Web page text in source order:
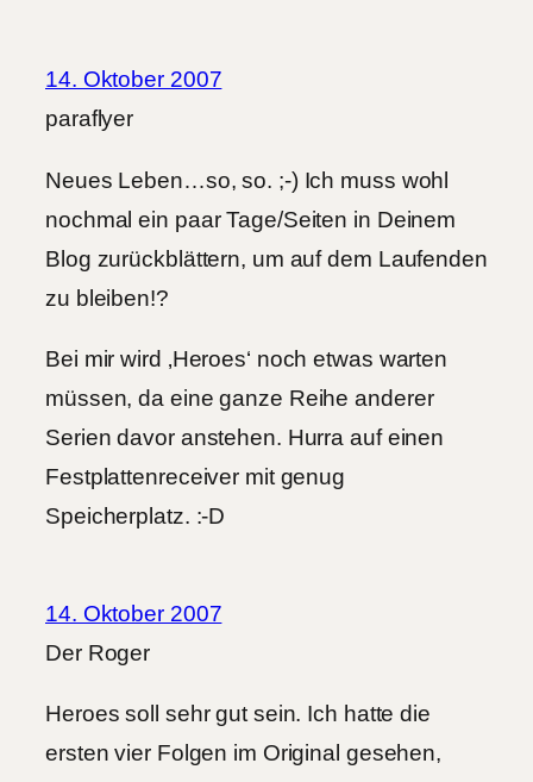
14. Oktober 2007
paraflyer
Neues Leben…so, so. ;-) Ich muss wohl
nochmal ein paar Tage/Seiten in Deinem
Blog zurückblättern, um auf dem Laufenden
zu bleiben!?
Bei mir wird ‚Heroes‘ noch etwas warten
müssen, da eine ganze Reihe anderer
Serien davor anstehen. Hurra auf einen
Festplattenreceiver mit genug
Speicherplatz. :-D
14. Oktober 2007
Der Roger
Heroes soll sehr gut sein. Ich hatte die
ersten vier Folgen im Original gesehen,